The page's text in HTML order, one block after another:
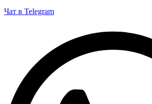
Чат в Telegram